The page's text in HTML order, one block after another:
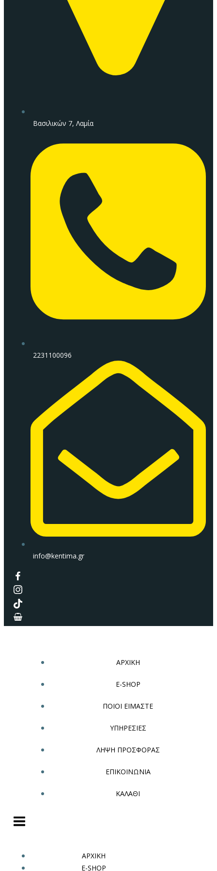
Βασιλικών 7, Λαμία
2231100096
info@kentima.gr
ΑΡΧΙΚΗ
E-SHOP
ΠΟΙΟΙ ΕΙΜΑΣΤΕ
ΥΠΗΡΕΣΙΕΣ
ΛΗΨΗ ΠΡΟΣΦΟΡΑΣ
ΕΠΙΚΟΙΝΩΝΙΑ
ΚΑΛΑΘΙ
ΑΡΧΙΚΗ
E-SHOP